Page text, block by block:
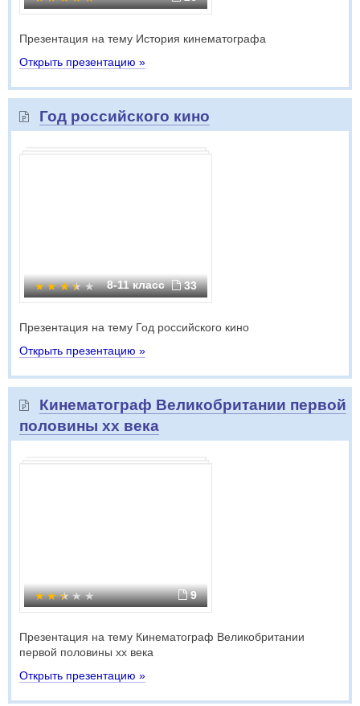
Презентация на тему История кинематографа
Открыть презентацию »
Год российского кино
8-11 класс 33
Презентация на тему Год российского кино
Открыть презентацию »
Кинематограф Великобритании первой
половины хх века
9
Презентация на тему Кинематограф Великобритании
первой половины хх века
Открыть презентацию »